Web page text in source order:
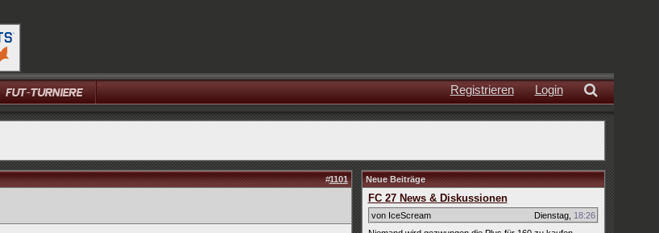
Login
Registrieren
#1101 Neue Beiträge
FC 27 News & Diskussionen
von IceScream Dienstag, 18:26